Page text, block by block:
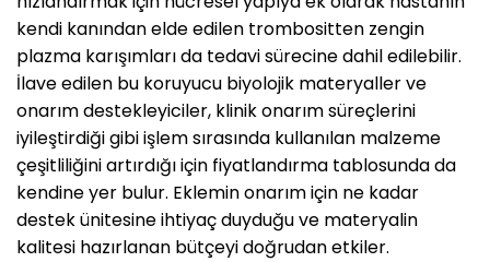
kendi kanından elde edilen trombositten zengin
plazma karışımları da tedavi sürecine dahil edilebilir.
İlave edilen bu koruyucu biyolojik materyaller ve
onarım destekleyiciler, klinik onarım süreçlerini
iyileştirdiği gibi işlem sırasında kullanılan malzeme
çeşitliliğini artırdığı için fiyatlandırma tablosunda da
kendine yer bulur. Eklemin onarım için ne kadar
destek ünitesine ihtiyaç duyduğu ve materyalin
kalitesi hazırlanan bütçeyi doğrudan etkiler.